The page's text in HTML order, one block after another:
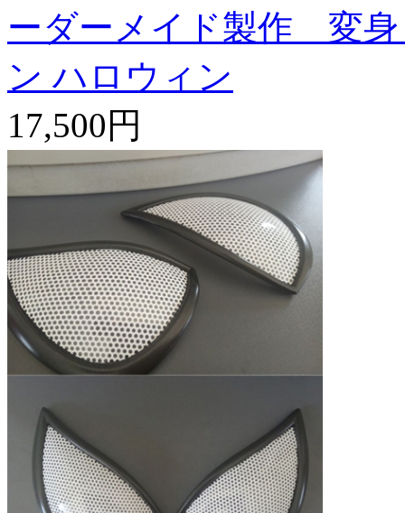
ーダーメイド製作 変
ン ハロウィン
17,500円